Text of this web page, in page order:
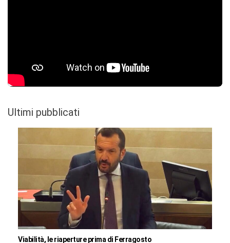
Ultimi pubblicati
Viabilità, le riaperture prima di Ferragosto